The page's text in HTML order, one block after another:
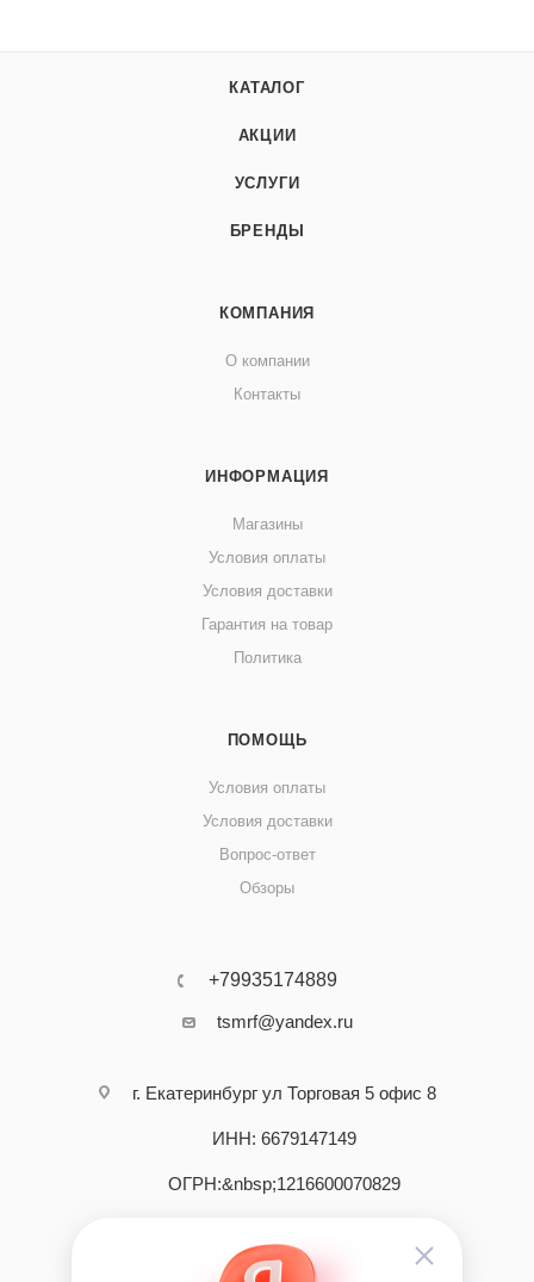
КАТАЛОГ
АКЦИИ
УСЛУГИ
БРЕНДЫ
КОМПАНИЯ
О компании
Контакты
ИНФОРМАЦИЯ
Магазины
Условия оплаты
Условия доставки
Гарантия на товар
Политика
ПОМОЩЬ
Условия оплаты
Условия доставки
Вопрос-ответ
Обзоры
+79935174889
tsmrf@yandex.ru
г. Екатеринбург ул Торговая 5 офис 8
ИНН: 6679147149
ОГРН:&nbsp;1216600070829